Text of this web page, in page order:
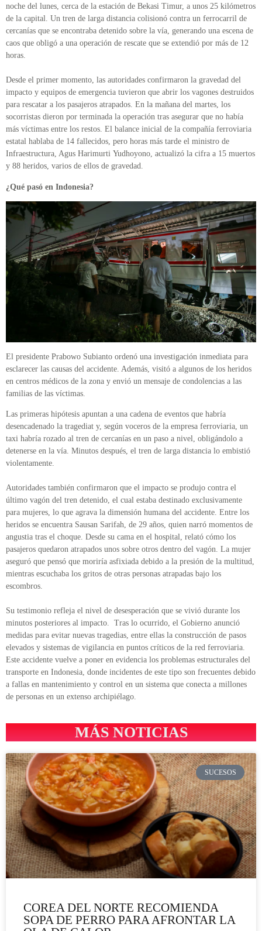
noche del lunes, cerca de la estación de Bekasi Timur, a unos 25 kilómetros
de la capital. Un tren de larga distancia colisionó contra un ferrocarril de
cercanías que se encontraba detenido sobre la vía, generando una escena de
caos que obligó a una operación de rescate que se extendió por más de 12
horas.
Desde el primer momento, las autoridades confirmaron la gravedad del
impacto y equipos de emergencia tuvieron que abrir los vagones destruidos
para rescatar a los pasajeros atrapados. En la mañana del martes, los
socorristas dieron por terminada la operación tras asegurar que no había
más víctimas entre los restos. El balance inicial de la compañía ferroviaria
estatal hablaba de 14 fallecidos, pero horas más tarde el ministro de
Infraestructura, Agus Harimurti Yudhoyono, actualizó la cifra a 15 muertos
y 88 heridos, varios de ellos de gravedad.
¿Qué pasó en Indonesia?
El presidente Prabowo Subianto ordenó una investigación inmediata para
esclarecer las causas del accidente. Además, visitó a algunos de los heridos
en centros médicos de la zona y envió un mensaje de condolencias a las
familias de las víctimas.
Las primeras hipótesis apuntan a una cadena de eventos que habría
desencadenado la tragediat y, según voceros de la empresa ferroviaria, un
taxi habría rozado al tren de cercanías en un paso a nivel, obligándolo a
detenerse en la vía. Minutos después, el tren de larga distancia lo embistió
violentamente.
Autoridades también confirmaron que el impacto se produjo contra el
último vagón del tren detenido, el cual estaba destinado exclusivamente
para mujeres, lo que agrava la dimensión humana del accidente. Entre los
heridos se encuentra Sausan Sarifah, de 29 años, quien narró momentos de
angustia tras el choque. Desde su cama en el hospital, relató cómo los
pasajeros quedaron atrapados unos sobre otros dentro del vagón. La mujer
aseguró que pensó que moriría asfixiada debido a la presión de la multitud,
mientras escuchaba los gritos de otras personas atrapadas bajo los
escombros.
Su testimonio refleja el nivel de desesperación que se vivió durante los
minutos posteriores al impacto. Tras lo ocurrido, el Gobierno anunció
medidas para evitar nuevas tragedias, entre ellas la construcción de pasos
elevados y sistemas de vigilancia en puntos críticos de la red ferroviaria.
Este accidente vuelve a poner en evidencia los problemas estructurales del
transporte en Indonesia, donde incidentes de este tipo son frecuentes debido
a fallas en mantenimiento y control en un sistema que conecta a millones
de personas en un extenso archipiélago.
MÁS NOTICIAS
SUCESOS
COREA DEL NORTE RECOMIENDA
SOPA DE PERRO PARA AFRONTAR LA